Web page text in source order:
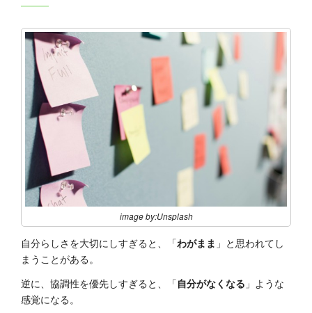
image by:Unsplash
自分らしさを大切にしすぎると、「わがまま 」と思われてし
まうことがある。
逆に、協調性を優先しすぎると、「自分がなくなる 」ような
感覚になる。